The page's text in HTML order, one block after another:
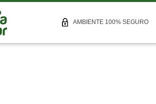
AMBIENTE 100% SEGURO